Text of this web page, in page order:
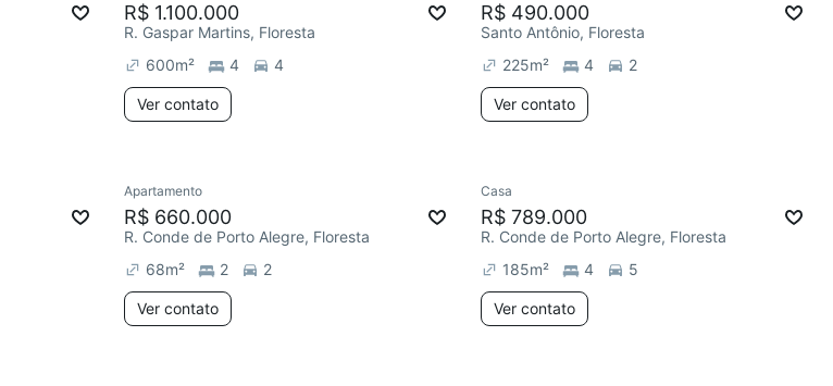
R$ 1.100.000
R. Gaspar Martins, Floresta
600m² 4 4
Ver contato
R$ 490.000
Santo Antônio, Floresta
225m² 4 2
Ver contato
Apartamento
R$ 660.000
R. Conde de Porto Alegre, Floresta
68m² 2 2
Ver contato
Casa
R$ 789.000
R. Conde de Porto Alegre, Floresta
185m² 4 5
Ver contato